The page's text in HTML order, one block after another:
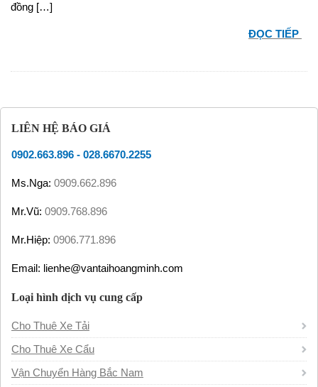
đồng […]
ĐỌC TIẾP
LIÊN HỆ BÁO GIÁ
0902.663.896 - 028.6670.2255
Ms.Nga: 0909.662.896
Mr.Vũ: 0909.768.896
Mr.Hiệp: 0906.771.896
Email: lienhe@vantaihoangminh.com
Loại hình dịch vụ cung cấp
Cho Thuê Xe Tải
Cho Thuê Xe Cẩu
Vận Chuyển Hàng Bắc Nam